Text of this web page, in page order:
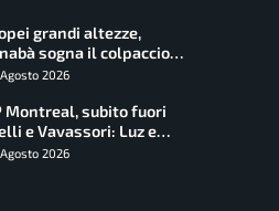
grandi altezze,
sogna il colpaccio:
a metà gara, Baraldi
2026
Montreal, subito fuori
e Vavassori: Luz e
fermano gli azzurri
2026